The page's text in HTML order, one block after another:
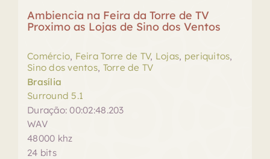
Ambiencia na Feira da Torre de TV
Proximo as Lojas de Sino dos Ventos
Comércio, Feira Torre de TV, Lojas, periquitos,
Sino dos ventos, Torre de TV
Brasília
Surround 5.1
Duração: 00:02:48.203
WAV
48000 khz
24 bits